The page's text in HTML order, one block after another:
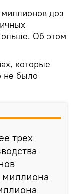
доз
Об этом
которые
не было
трех
миллиона